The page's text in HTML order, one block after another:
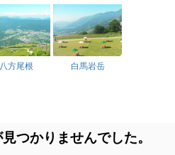
八方尾根 白馬岩岳